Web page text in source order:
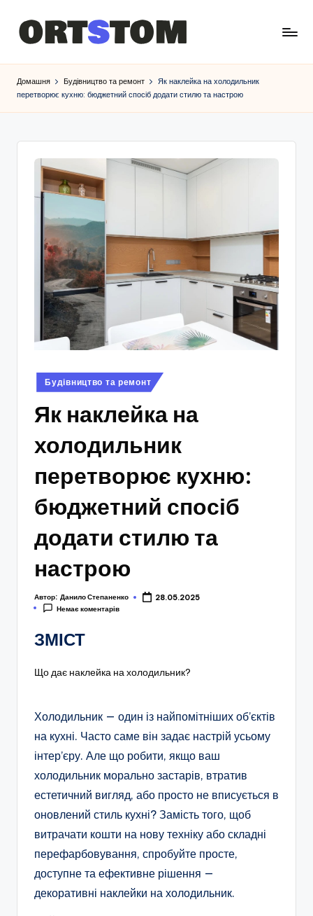
Домашня Будівництво та ремонт
Як наклейка на холодильник
перетворює кухню: бюджетний спосіб додати стилю та настрою
Опубліковано
у
Будівництво та ремонт
Як наклейка на
холодильник
перетворює кухню:
бюджетний спосіб
додати стилю та
настрою
Автор: Данило Степаненко
28.05.2025
Немає коментарів
ЗМІСТ
Що дає наклейка на холодильник?
Холодильник — один із найпомітніших об’єктів
на кухні. Часто саме він задає настрій усьому
інтер’єру. Але що робити, якщо ваш
холодильник морально застарів, втратив
естетичний вигляд, або просто не вписується в
оновлений стиль кухні? Замість того, щоб
витрачати кошти на нову техніку або складні
перефарбовування, спробуйте просте,
доступне та ефективне рішення —
декоративні наклейки на холодильник.